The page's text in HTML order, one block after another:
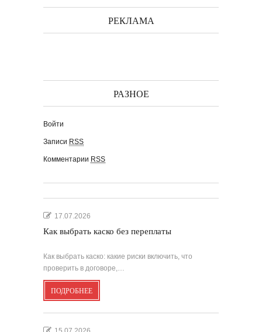
РЕКЛАМА
РАЗНОЕ
Войти
Записи RSS
Комментарии RSS
17.07.2026
Как выбрать каско без переплаты
Как выбрать каско: какие риски включить, что
проверить в договоре,…
ПОДРОБНЕЕ